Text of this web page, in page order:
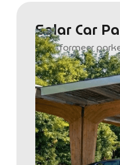
Solar Car
Transformeer
energiehubs met
duurzame energie
bieden en
geïntegreerd met